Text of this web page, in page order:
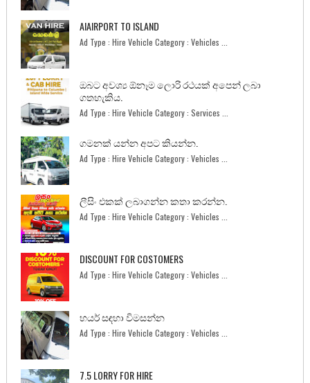
AIAIRPORT TO ISLAND
Ad Type : Hire Vehicle Category : Vehicles ...
ඔබට අවශ්‍ය ඕනෑම ලොරි රථයක් අපෙන් ලබා
ගතහැකිය.
Ad Type : Hire Vehicle Category : Services ...
ගමනක් යන්න අපට කියන්න.
Ad Type : Hire Vehicle Category : Vehicles ...
ලීසිං එකක් ලබාගන්න කතා කරන්න.
Ad Type : Hire Vehicle Category : Vehicles ...
DISCOUNT FOR COSTOMERS
Ad Type : Hire Vehicle Category : Vehicles ...
හයර් සඳහා විමසන්න
Ad Type : Hire Vehicle Category : Vehicles ...
7.5 LORRY FOR HIRE